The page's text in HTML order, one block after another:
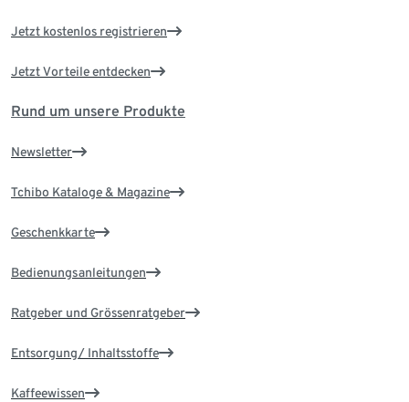
Jetzt kostenlos registrieren
Jetzt Vorteile entdecken
Rund um unsere Produkte
Newsletter
Tchibo Kataloge & Magazine
Geschenkkarte
Bedienungsanleitungen
Ratgeber und Grössenratgeber
Entsorgung/ Inhaltsstoffe
Kaffeewissen